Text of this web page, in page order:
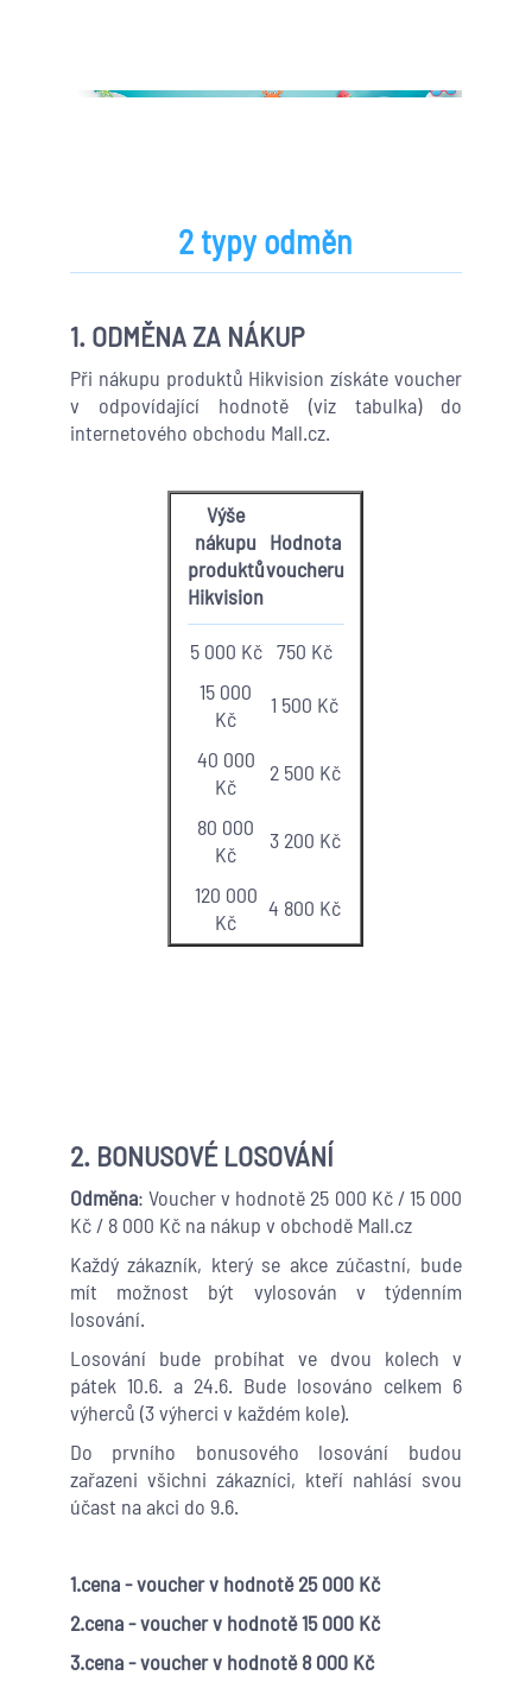
2 typy odměn
1. ODMĚNA ZA NÁKUP
Při nákupu produktů Hikvision získáte voucher
v odpovídající hodnotě (viz tabulka) do
internetového obchodu Mall.cz.
Výše
nákupu
produktů
Hikvision
Hodnota
voucheru
5 000 Kč 750 Kč
15 000
Kč
1 500 Kč
40 000
Kč
2 500 Kč
80 000
Kč
3 200 Kč
120 000
Kč
4 800 Kč
2. BONUSOVÉ LOSOVÁNÍ
Odměna: Voucher v hodnotě 25 000 Kč / 15 000
Kč / 8 000 Kč na nákup v obchodě Mall.cz
Každý zákazník, který se akce zúčastní, bude
mít možnost být vylosován v týdenním
losování.
Losování bude probíhat ve dvou kolech v
pátek 10.6. a 24.6. Bude losováno celkem 6
výherců (3 výherci v každém kole).
Do prvního bonusového losování budou
zařazeni všichni zákazníci, kteří nahlásí svou
účast na akci do 9.6.
1.cena - voucher v hodnotě 25 000 Kč
2.cena - voucher v hodnotě 15 000 Kč
3.cena - voucher v hodnotě 8 000 Kč